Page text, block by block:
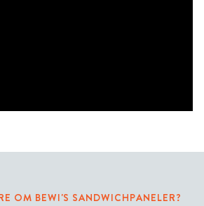
OM BEWI'S SANDWICHPANELER?